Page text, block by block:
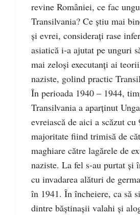
revine României, ce fac
Transilvania? Ce ştiu mai
şi evrei, consideraţi rase
asiatică i-a ajutat pe unguri
mai zeloşi executanţi ai
naziste, golind practic
În perioada 1940 – 1944,
Transilvania a aparţinut
evreiască de aici a scăzut cu
majoritate fiind trimisă de
maghiare către lagărele de
naziste. La fel s-au purtat şi
cu invadarea alături de
în 1941. În încheiere, ca să
dintre băştinaşii valahi şi